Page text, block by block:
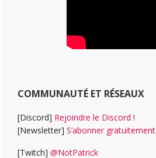
COMMUNAUTÉ ET RÉSEAUX
[Discord] Rejoindre le Discord !
[Newsletter] S’abonner gratuitement
[Twitch] @NotPatrick